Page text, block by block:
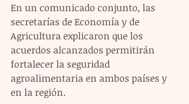
En un comunicado conjunto, las
secretarías de Economía y de
Agricultura explicaron que los
acuerdos alcanzados permitirán
fortalecer la seguridad
agroalimentaria en ambos países y
en la región.